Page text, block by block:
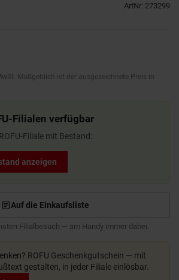
ArtNr: 273299
Maßgeblich ist der ausgezeichnete Preis in
Filialen verfügbar
Filiale mit Bestand:
anzeigen
Auf die Einkaufsliste
Filialbesuch — am Handy immer dabei.
ROFU Geschenkgutschein — mit
gestalten, in jeder Filiale einlösbar.